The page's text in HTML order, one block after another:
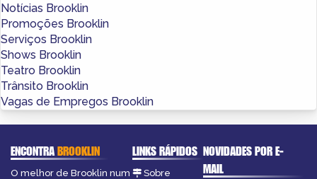
Notícias Brooklin
Promoções Brooklin
Serviços Brooklin
Shows Brooklin
Teatro Brooklin
Trânsito Brooklin
Vagas de Empregos Brooklin
ENCONTRABROOKLIN
O melhor de Brooklin num
LINKS RÁPIDOS
Sobre
NOVIDADES POR E-
MAIL